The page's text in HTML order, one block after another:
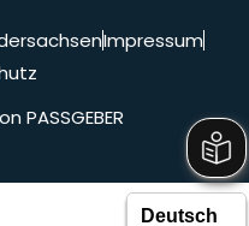
Impressum
PASSGEBER